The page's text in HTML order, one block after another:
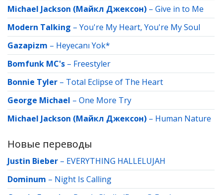
Michael Jackson (Майкл Джексон) – Give in to Me
Modern Talking – You're My Heart, You're My Soul
Gazapizm – Heyecanı Yok*
Bomfunk MC's – Freestyler
Bonnie Tyler – Total Eclipse of The Heart
George Michael – One More Try
Michael Jackson (Майкл Джексон) – Human Nature
Новые переводы
Justin Bieber – EVERYTHING HALLELUJAH
Dominum – Night Is Calling